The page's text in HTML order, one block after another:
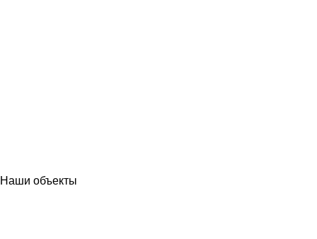
Наши объекты